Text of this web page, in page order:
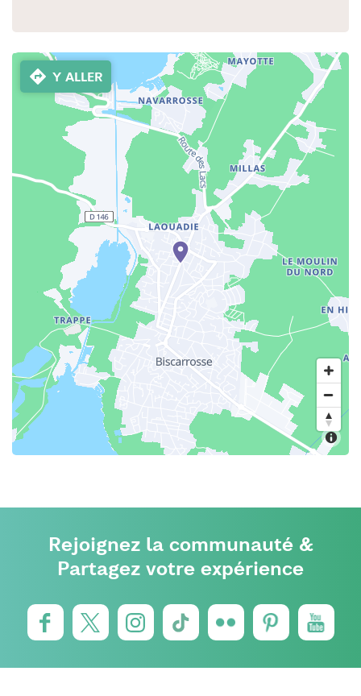
Y ALLER
Rejoignez la communauté &
Partagez votre expérience